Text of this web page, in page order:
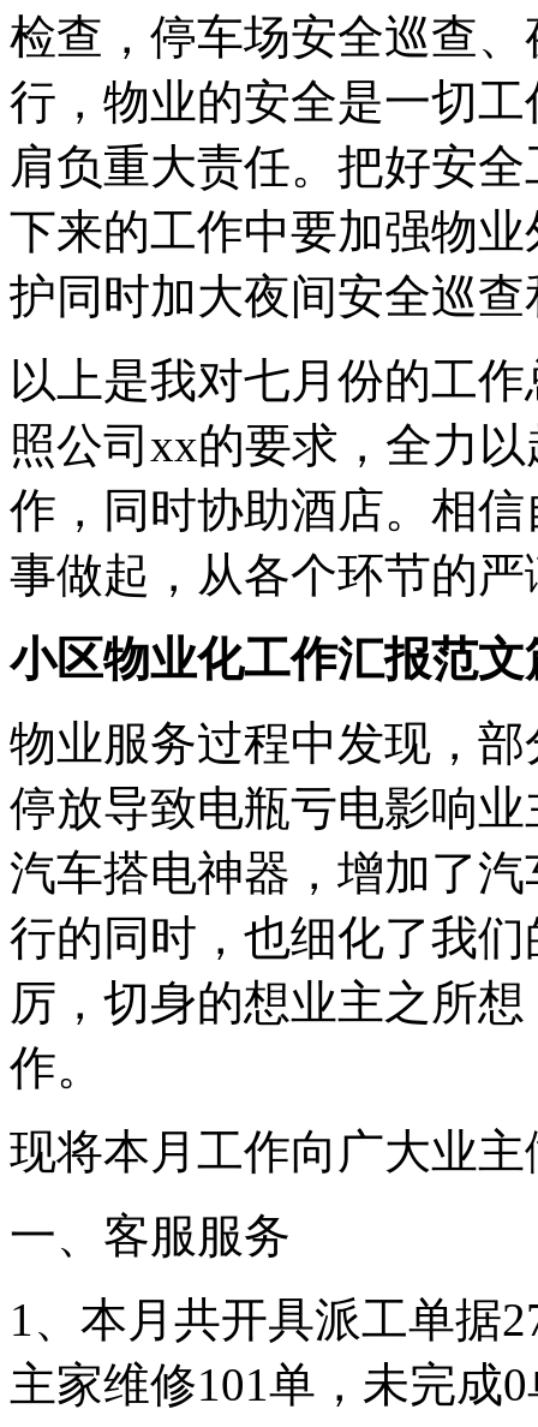
检查，停车场安全巡查
行，物业的安全是一切
肩负重大责任。把好安
下来的工作中要加强物
护同时加大夜间安全巡
以上是我对七月份的工
照公司xx的要求，全力
作，同时协助酒店。相
事做起，从各个环节的
小区物业化工作汇报范文
物业服务过程中发现，
停放导致电瓶亏电影响
汽车搭电神器，增加了
行的同时，也细化了我
厉，切身的想业主之所
作。
现将本月工作向广大业
一、客服服务
1、本月共开具派工单据
主家维修101单，未完成